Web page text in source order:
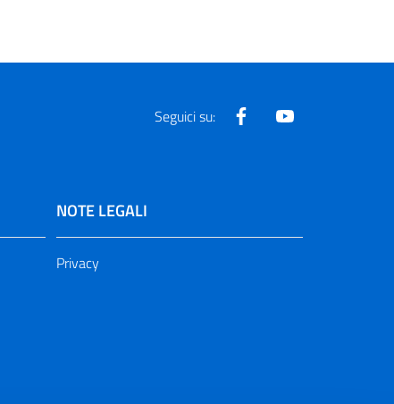
Seguici su: Facebook
NOTE LEGALI
Privacy